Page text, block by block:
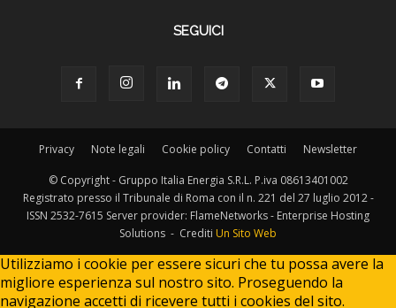
SEGUICI
Privacy Note legali Cookie policy Contatti Newsletter
© Copyright - Gruppo Italia Energia S.R.L. P.iva 08613401002
Registrato presso il Tribunale di Roma con il n. 221 del 27 luglio 2012 -
ISSN 2532-7615 Server provider: FlameNetworks - Enterprise Hosting
Solutions - Crediti Un Sito Web
Utilizziamo i cookie per essere sicuri che tu possa avere la
migliore esperienza sul nostro sito. Proseguendo la
navigazione accetti di ricevere tutti i cookies del sito.